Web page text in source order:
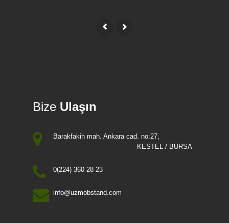
Bize Ulaşın
Barakfakih mah. Ankara cad. no:27,
KESTEL / BURSA
0(224) 360 28 23
info@uzmobstand.com